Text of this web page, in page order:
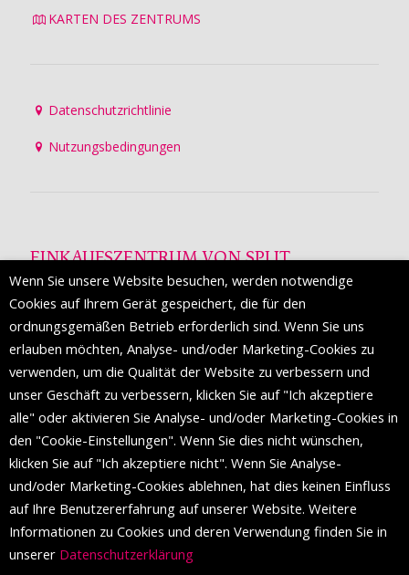
KARTEN DES ZENTRUMS
Datenschutzrichtlinie
Nutzungsbedingungen
EINKAUFSZENTRUM VON SPLIT
Die Mall of Split
ist ein prestigeträchtiges Einkaufsziel mit
etwa 200 Einzelhandelsmarken und einer Reihe von
Weltmodemarken, die zum ersten Mal in Split erscheinen.
FOLGEN SIE UNS
Wenn Sie unsere Website besuchen, werden notwendige
Cookies auf Ihrem Gerät gespeichert, die für den
ordnungsgemäßen Betrieb erforderlich sind. Wenn Sie uns
erlauben möchten, Analyse- und/oder Marketing-Cookies zu
verwenden, um die Qualität der Website zu verbessern und
unser Geschäft zu verbessern, klicken Sie auf "Ich akzeptiere
alle" oder aktivieren Sie Analyse- und/oder Marketing-Cookies in
den "Cookie-Einstellungen". Wenn Sie dies nicht wünschen,
klicken Sie auf "Ich akzeptiere nicht". Wenn Sie Analyse-
und/oder Marketing-Cookies ablehnen, hat dies keinen Einfluss
auf Ihre Benutzererfahrung auf unserer Website. Weitere
Informationen zu Cookies und deren Verwendung finden Sie in
unserer Datenschutzerklärung